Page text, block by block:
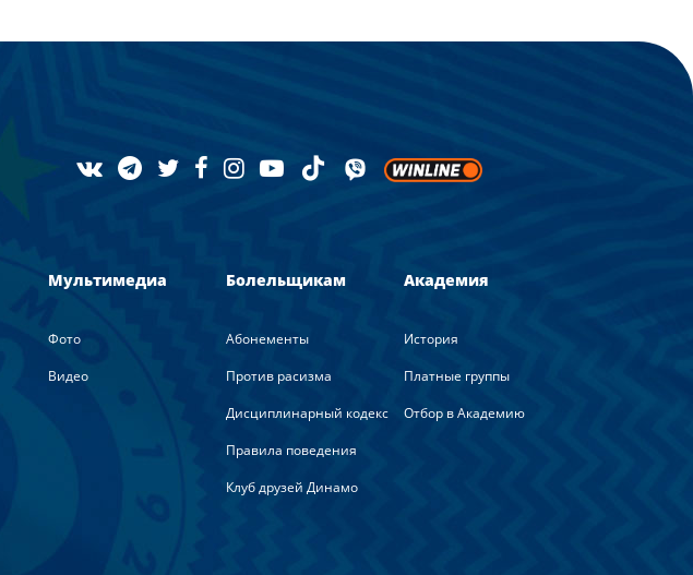
Мультимедиа
Фото
Видео
Болельщикам
Абонементы
Против расизма
Дисциплинарный кодекс
Правила поведения
Клуб друзей Динамо
Академия
История
Платные группы
Отбор в Академию